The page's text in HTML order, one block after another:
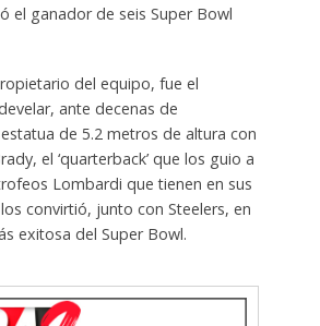
el ganador de seis Super Bowl
del equipo, fue el
ante decenas de
de 5.2 metros de altura con
el ‘quarterback’ que los guio a
Lombardi que tienen en sus
convirtió, junto con Steelers, en
exitosa del Super Bowl.